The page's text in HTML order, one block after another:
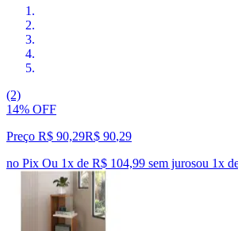
(2)
14% OFF
Preço R$ 90,29R$ 90,29
no Pix Ou 1x de R$ 104,99 sem jurosou 1x